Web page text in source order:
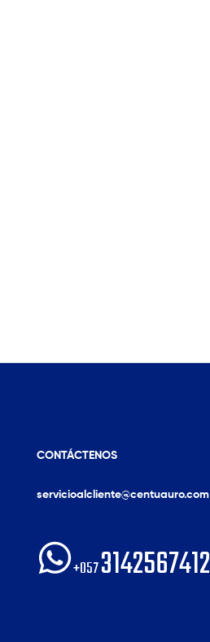
CONTÁCTENOS
servicioalcliente@centuauro.com
+0573142567412